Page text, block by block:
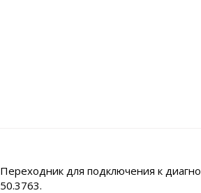
Переходник для подключения к
50.3763.